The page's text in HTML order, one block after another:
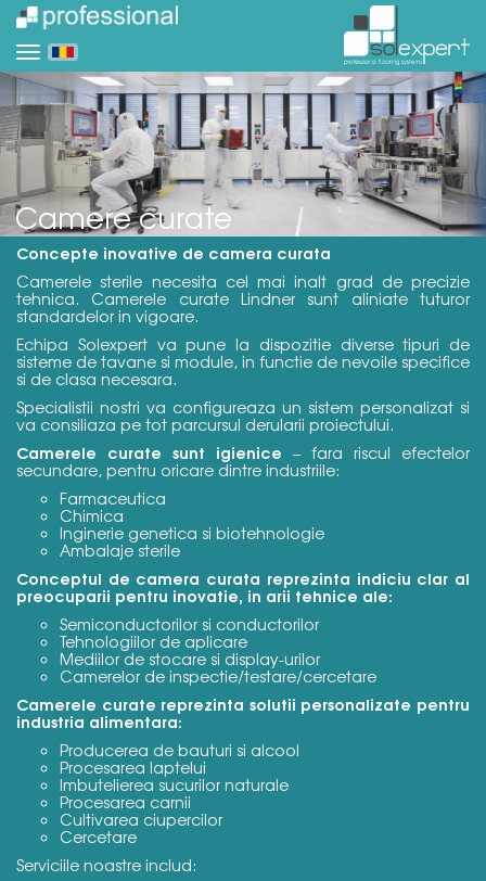
Camere curate
Concepte inovative de camera curata
Camerele sterile necesita cel mai inalt grad de precizie
tehnica. Camerele curate Lindner sunt aliniate tuturor
standardelor in vigoare.
Echipa Solexpert va pune la dispozitie diverse tipuri de
sisteme de tavane si module, in functie de nevoile specifice
si de clasa necesara.
Specialistii nostri va configureaza un sistem personalizat si
va consiliaza pe tot parcursul derularii proiectului.
Camerele curate sunt igienice – fara riscul efectelor
secundare, pentru oricare dintre industriile:
Farmaceutica
Chimica
Inginerie genetica si biotehnologie
Ambalaje sterile
Conceptul de camera curata reprezinta indiciu clar al
preocuparii pentru inovatie, in arii tehnice ale:
Semiconductorilor si conductorilor
Tehnologiilor de aplicare
Mediilor de stocare si display-urilor
Camerelor de inspectie/testare/cercetare
Camerele curate reprezinta solutii personalizate pentru
industria alimentara:
Producerea de bauturi si alcool
Procesarea laptelui
Imbutelierea sucurilor naturale
Procesarea carnii
Cultivarea ciupercilor
Cercetare
Serviciile noastre includ: